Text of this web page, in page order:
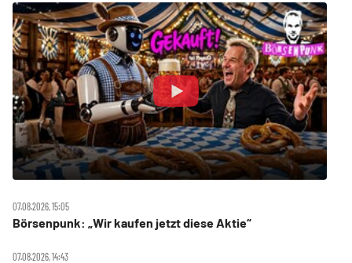
07.08.2026, 15:05
Börsenpunk: „Wir kaufen jetzt diese Aktie“
07.08.2026, 14:43